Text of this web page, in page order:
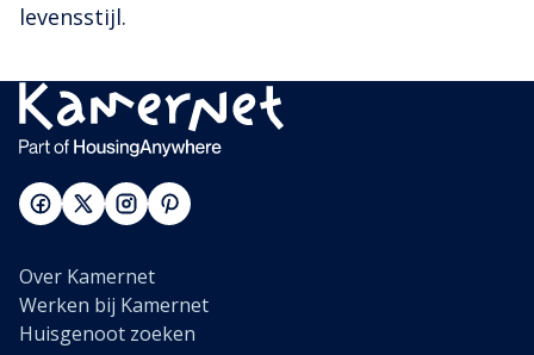
levensstijl.
Over Kamernet
Werken bij Kamernet
Huisgenoot zoeken